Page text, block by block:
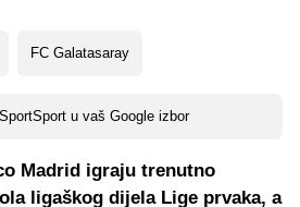
FC Galatasaray
u vaš Google izbor
Madrid igraju trenutno
ligaškog dijela Lige prvaka, a